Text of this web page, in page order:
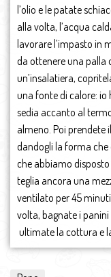
l’olio e le patate
alla volta, l’acqua
lavorare l’impasto in
da ottenere una palla
un’insalatiera,
una fonte di calore: io
sedia accanto al
almeno. Poi
dandogli la forma
che abbiamo
teglia ancora una
ventilato per 45
volta, bagnate i
ultimate la cottura e